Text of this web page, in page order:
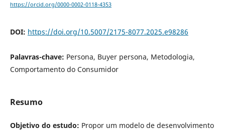
https://orcid.org/0000-0002-0118-4353
DOI: https://doi.org/10.5007/2175-8077.2025.e98286
Palavras-chave: Persona, Buyer persona, Metodologia,
Comportamento do Consumidor
Resumo
Objetivo do estudo: Propor um modelo de desenvolvimento